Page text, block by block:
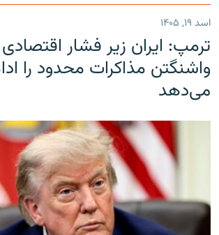
اسد ۱۹, ۱۴۰۵
ترمپ: ایران زیر فشار
واشنگتن مذاکرات محدود را
می‌دهد